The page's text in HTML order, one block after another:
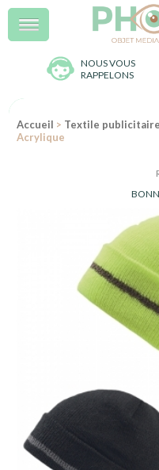
NOUS VOUS
RAPPELONS
Menu
Accueil > Textile publicitaire
Acrylique